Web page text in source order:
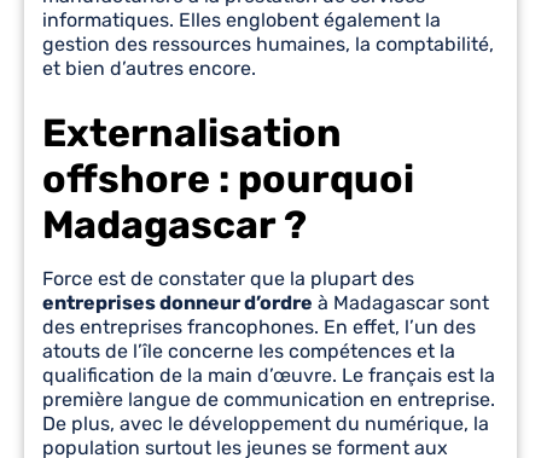
informatiques. Elles englobent également la
gestion des ressources humaines, la comptabilité,
et bien d’autres encore.
Externalisation
offshore : pourquoi
Madagascar ?
Force est de constater que la plupart des
entreprises donneur d’ordre à Madagascar sont
des entreprises francophones. En effet, l’un des
atouts de l’île concerne les compétences et la
qualification de la main d’œuvre. Le français est la
première langue de communication en entreprise.
De plus, avec le développement du numérique, la
population surtout les jeunes se forment aux